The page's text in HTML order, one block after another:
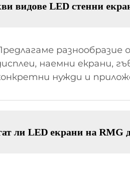
видове LED стенни
наемни екрани,
нужди и
ли LED екрани на RMG